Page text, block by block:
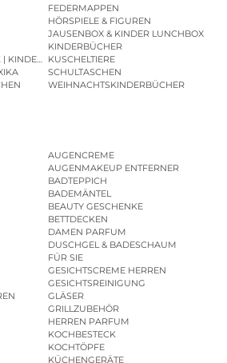
FEDERMAPPEN
HÖRSPIELE & FIGUREN
JAUSENBOX & KINDER LUNCHBOX
KINDERBÜCHER
KINDERGARTENRUCKSACK | KINDERGARTENBEUTEL
KUSCHELTIERE
SCHULTASCHEN
WEIHNACHTSKINDERBÜCHER
AUGENCREME
AUGENMAKEUP ENTFERNER
BADTEPPICH
BADEMÄNTEL
BEAUTY GESCHENKE
BETTDECKEN
DAMEN PARFUM
DUSCHGEL & BADESCHAUM
FÜR SIE
GESICHTSCREME HERREN
GESICHTSREINIGUNG
GLÄSER
GRILLZUBEHÖR
HERREN PARFUM
KOCHBESTECK
KOCHTÖPFE
KÜCHENGERÄTE